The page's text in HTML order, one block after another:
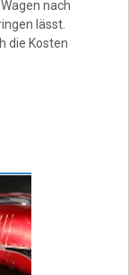
nach
lässt.
die Kosten